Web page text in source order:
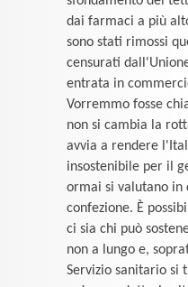
dai farmaci a più
sono stati rimossi
censurati
entrata in
Vorremmo fosse
non si cambia la
avvia a rendere
insostenibile per il
ormai si valutano in
confezione. È
ci sia chi può
non a lungo e,
Servizio sanitario si